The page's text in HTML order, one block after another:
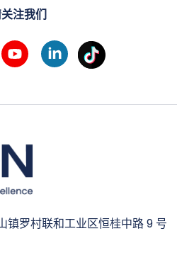
注我们
镇罗村联和工业区恒桂中路 9 号